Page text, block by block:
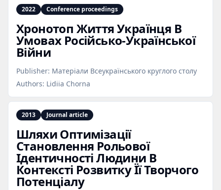
2022 Conference proceedings
Хронотоп Життя Українця В
Умовах Російсько‑Української
Війни
Publisher: Матеріали Всеукраїнського круглого столу
Authors: Lidiia Chorna
2013 Journal article
Шляхи Оптимізації
Становлення Рольової
Ідентичності Людини В
Контексті Розвитку Її Творчого
Потенціалу